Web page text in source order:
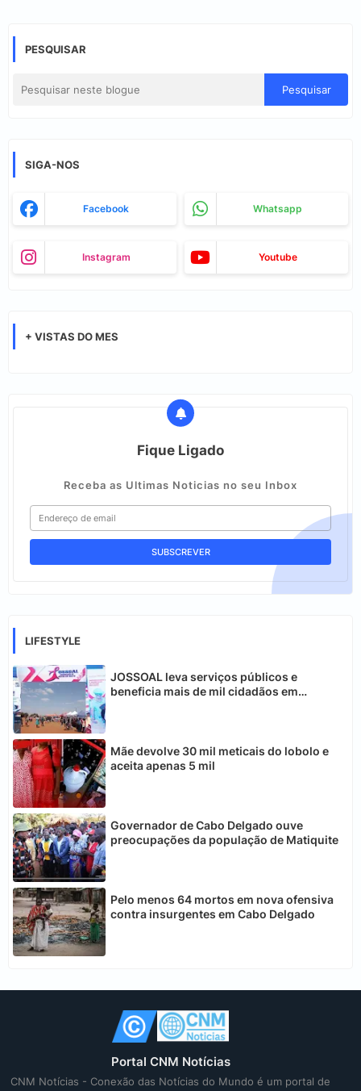
PESQUISAR
SIGA-NOS
Facebook Whatsapp
Instagram Youtube
+ VISTAS DO MES
Fique Ligado
Receba as Ultimas Noticias no seu Inbox
LIFESTYLE
JOSSOAL leva serviços públicos e
beneficia mais de mil cidadãos em
Mãe devolve 30 mil meticais do lobolo e
aceita apenas 5 mil
Governador de Cabo Delgado ouve
preocupações da população de Matiquite
Pelo menos 64 mortos em nova ofensiva
contra insurgentes em Cabo Delgado
Portal CNM Notícias
CNM Notícias - Conexão das Notícias do Mundo é um portal de